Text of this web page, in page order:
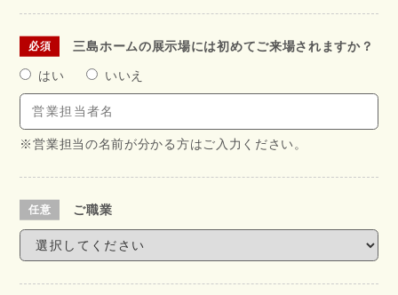
三島ホームの展示場には初めてご来場されますか？
はい いいえ
※営業担当の名前が分かる方はご入力ください。
ご職業